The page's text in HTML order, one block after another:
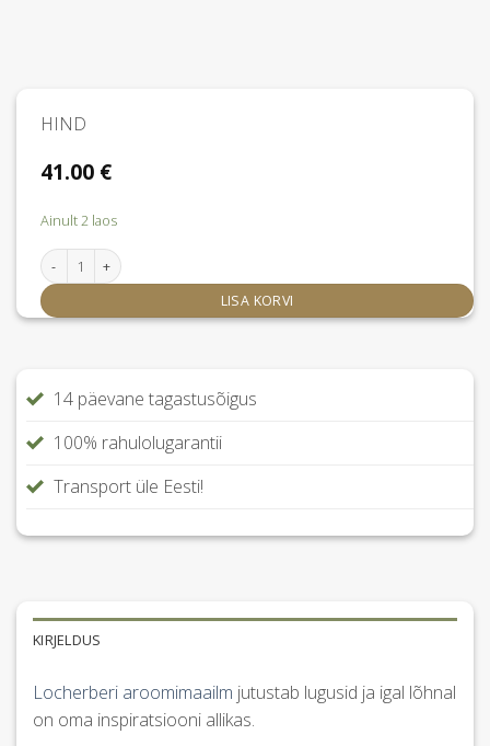
HIND
41.00 €
Ainult 2 laos
Locherber Milano Klinto 1817 lõhnapihusti 100 ml kogus
LISA KORVI
14 päevane tagastusõigus
100% rahulolugarantii
Transport üle Eesti!
KIRJELDUS
Locherberi aroomimaailm jutustab lugusid ja igal lõhnal
on oma inspiratsiooni allikas.